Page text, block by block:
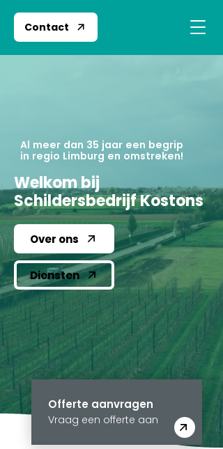
Contact
Al meer dan 35 jaar een begrip
in regio Limburg en omstreken!
Welkom bij
Schildersbedrijf Kostons
Over ons
Diensten
Offerte aanvragen
Vraag een offerte aan